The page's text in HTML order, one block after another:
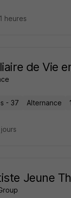
heures
de Vie
- 37 Alternance
Jeune